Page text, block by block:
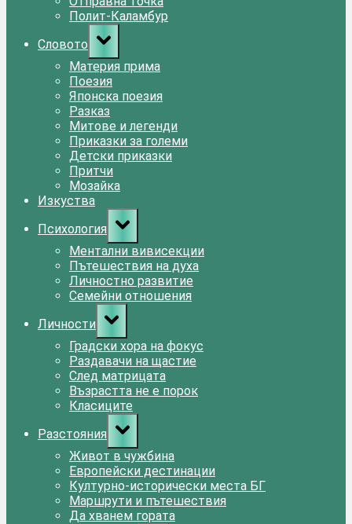
Полит-Каламбур
Словото
Toggle
sub-
menu
Материя прима
Поезия
Японска поезия
Разказ
Митове и легенди
Приказки за големи
Детски приказки
Притчи
Мозайка
Изкуства
Психология
Toggle
sub-
menu
Ментални вивисекции
Пътешествия на духа
Личностно развитие
Семейни отношения
Личности
Toggle
sub-
menu
Градски хора на фокус
Раздавачи на щастие
След матрицата
Възрастта не е порок
Класиците
Разстояния
Toggle
sub-
menu
Живот в чужбина
Европейски дестинации
Културно-исторически места БГ
Маршрути и пътешествия
Да хванем гората